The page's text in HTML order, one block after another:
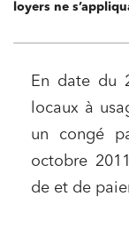
loyers ne
En date du
locaux à
un congé
octobre
de et de